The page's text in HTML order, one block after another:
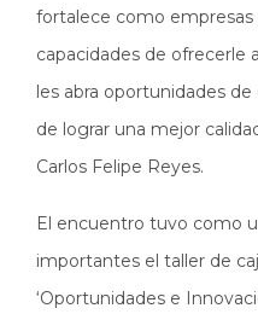
fortalece como
capacidades de ofrecerle
les abra oportunidades
de lograr una mejor
Carlos Felipe Reyes.
El encuentro tuvo como
importantes el taller de
‘Oportunidades e